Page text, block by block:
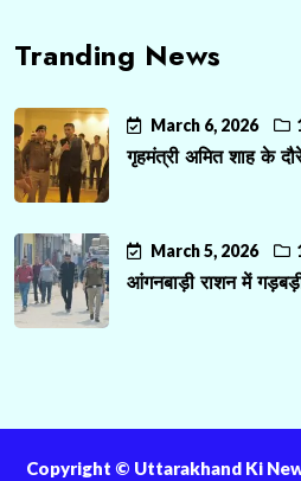
Tranding News
March 6, 2026
गृहमंत्री अमित शाह के
March 5, 2026
आंगनबाड़ी राशन में
Copyright ©️ Uttarakhand Ki